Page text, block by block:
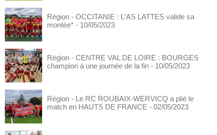
Région - OCCITANIE : L'AS LATTES valide sa
montée* - 10/05/2023
Région - CENTRE VAL DE LOIRE : BOURGES
champion à une journée de la fin - 10/05/2023
Région - Le RC ROUBAIX-WERVICQ a plié le
match en HAUTS DE FRANCE - 02/05/2023